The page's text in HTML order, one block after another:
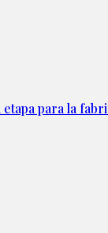
para la